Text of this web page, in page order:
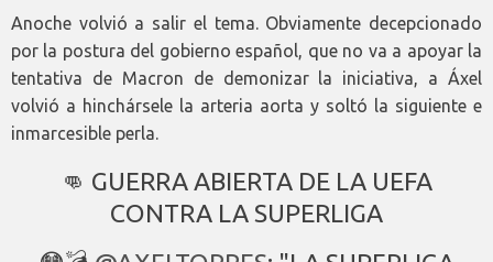
Anoche volvió a salir el tema. Obviamente decepcionado
por la postura del gobierno español, que no va a apoyar la
tentativa de Macron de demonizar la iniciativa, a Áxel
volvió a hinchársele la arteria aorta y soltó la siguiente e
inmarcesible perla.
👊 GUERRA ABIERTA DE LA UEFA
CONTRA LA SUPERLIGA